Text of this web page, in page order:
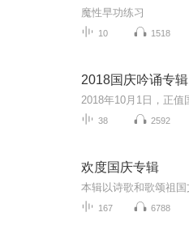
魔性早功练习
10 1518
2018国庆吟诵专辑
38 2592
欢度国庆专辑
167 6788